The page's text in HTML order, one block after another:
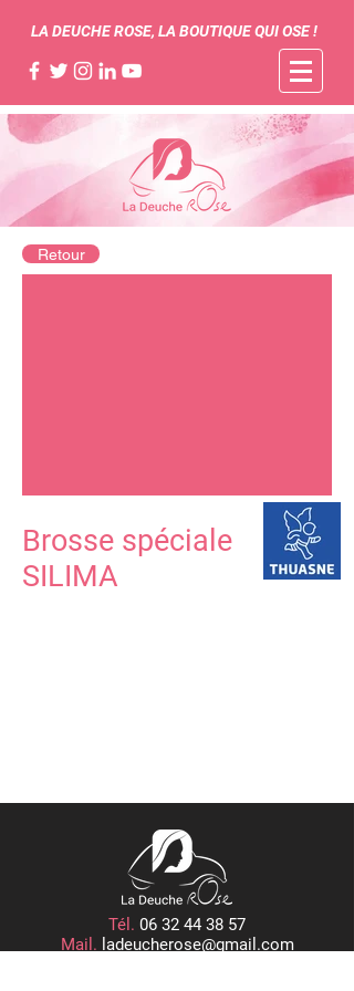
LA DEUCHE ROSE, LA BOUTIQUE QUI OSE !
Retour
Brosse spéciale
SILIMA
Tél. 06 32 44 38 57
Mail. ladeucherose@gmail.com